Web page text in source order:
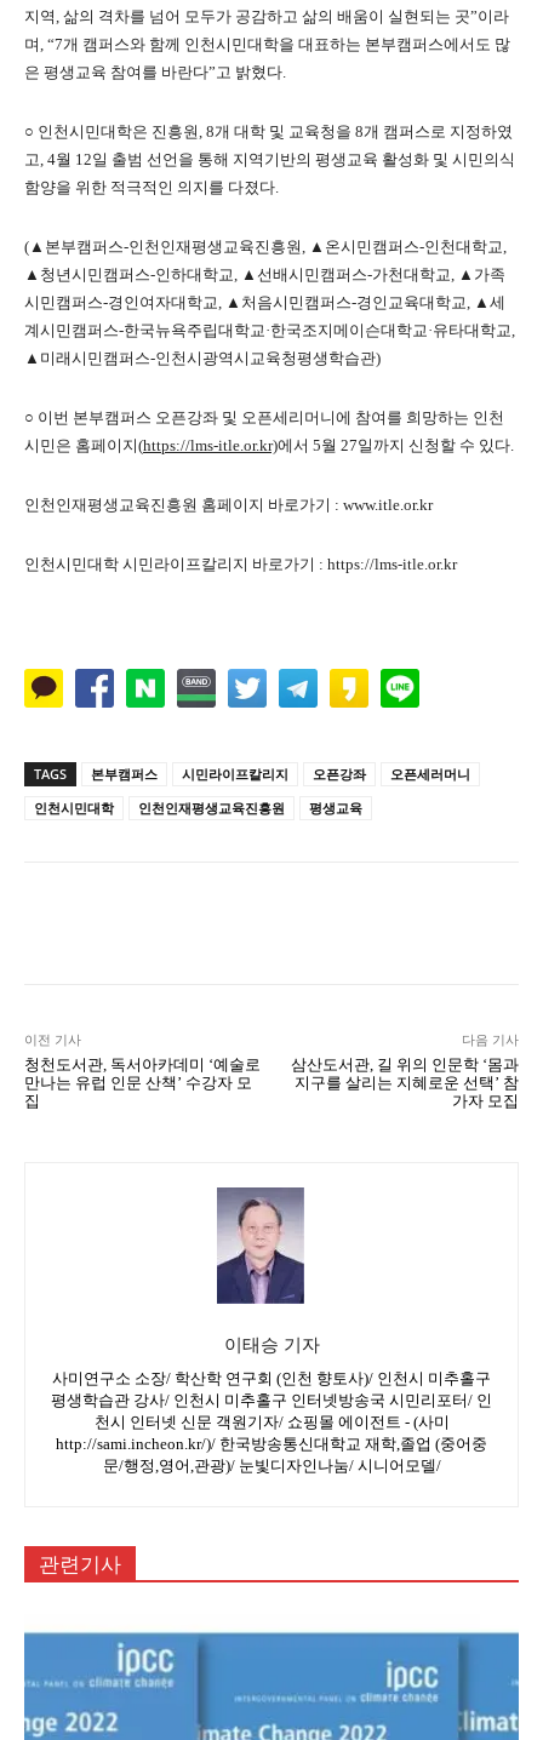
지역, 삶의 격차를 넘어 모두가 공감하고 삶의 배움이 실현되는 곳”이라
며, “7개 캠퍼스와 함께 인천시민대학을 대표하는 본부캠퍼스에서도 많
은 평생교육 참여를 바란다”고 밝혔다.
○ 인천시민대학은 진흥원, 8개 대학 및 교육청을 8개 캠퍼스로 지정하였
고, 4월 12일 출범 선언을 통해 지역기반의 평생교육 활성화 및 시민의식
함양을 위한 적극적인 의지를 다졌다.
(▲본부캠퍼스-인천인재평생교육진흥원, ▲온시민캠퍼스-인천대학교,
▲청년시민캠퍼스-인하대학교, ▲선배시민캠퍼스-가천대학교, ▲가족
시민캠퍼스-경인여자대학교, ▲처음시민캠퍼스-경인교육대학교, ▲세
계시민캠퍼스-한국뉴욕주립대학교·한국조지메이슨대학교·유타대학교,
▲미래시민캠퍼스-인천시광역시교육청평생학습관)
○ 이번 본부캠퍼스 오픈강좌 및 오픈세리머니에 참여를 희망하는 인천
시민은 홈페이지(https://lms-itle.or.kr)에서 5월 27일까지 신청할 수 있다.
인천인재평생교육진흥원 홈페이지 바로가기 : www.itle.or.kr
인천시민대학 시민라이프칼리지 바로가기 : https://lms-itle.or.kr
TAGS 본부캠퍼스 시민라이프칼리지 오픈강좌
오픈세러머니
인천시민대학
인천인재평생교육진흥원 평생교육
이전 기사
청천도서관, 독서아카데미 ‘예술로
만나는 유럽 인문 산책’ 수강자 모
집
다음 기사
삼산도서관, 길 위의 인문학 ‘몸과
지구를 살리는 지혜로운 선택’ 참
가자 모집
이태승 기자
사미연구소 소장/ 학산학 연구회 (인천 향토사)/ 인천시 미추홀구
평생학습관 강사/ 인천시 미추홀구 인터넷방송국 시민리포터/ 인
천시 인터넷 신문 객원기자/ 쇼핑몰 에이전트 - (사미
http://sami.incheon.kr/)/ 한국방송통신대학교 재학,졸업 (중어중
문/행정,영어,관광)/ 눈빛디자인나눔/ 시니어모델/
관련기사